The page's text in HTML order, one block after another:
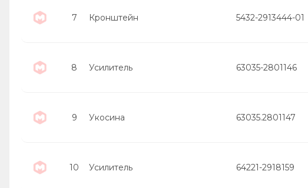
7 Кронштейн 5432-2913444-01
8 Усилитель 63035-2801146
9 Укосина 63035.2801147
10 Усилитель 64221-2918159